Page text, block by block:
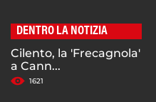
DENTRO LA NOTIZIA
Cilento, la 'Frecagnola'
a Cann...
1621